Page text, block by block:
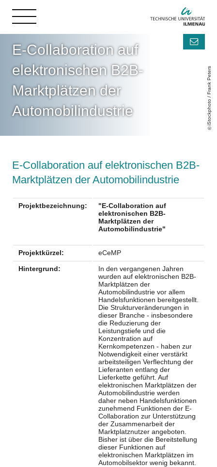
iStockphoto / Frank Peters
E-Collaboration auf
elektronischen B2B-
Marktplätzen der
Automobilindustrie
E-Collaboration auf elektronischen B2B-
Marktplätzen der Automobilindustrie
Projektbezeichnung:
"E-Collaboration auf
elektronischen B2B-
Marktplätzen der
Automobilindustrie"
Projektkürzel: eCeMP
Hintergrund:
In den vergangenen Jahren
wurden auf elektronischen B2B-
Marktplätzen der
Automobilindustrie vor allem
Handelsfunktionen bereitgestellt.
Die Strukturveränderungen in
dieser Branche - insbesondere
die Reduzierung der
Leistungstiefe und die
Konzentration auf
Kernkompetenzen - haben zur
Notwendigkeit einer verstärkt
arbeitsteiligen Verflechtung der
Lieferanten entlang der
Lieferkette geführt. Auf
elektronischen Marktplätzen der
Automobilindustrie werden
daher neben Handelsfunktionen
zunehmend Funktionen der E-
Collaboration zur Unterstützung
der Zusammenarbeit der
Marktplatznutzer angeboten.
Bisher ist über die Bereitstellung
dieser Funktionen auf
elektronischen Marktplätzen im
Automobilsektor wenig bekannt.